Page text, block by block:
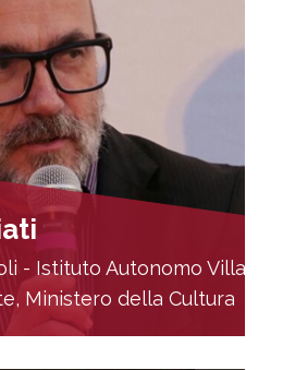
- Istituto Autonomo Villa
Ministero della Cultura